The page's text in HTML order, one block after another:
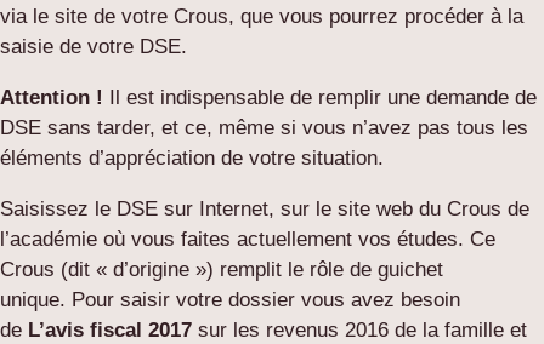
via le site de votre Crous, que vous pourrez procéder à la
saisie de votre DSE.
Attention !
Il est indispensable de remplir une demande de
DSE sans tarder, et ce, même si vous n’avez pas tous les
éléments d’appréciation de votre situation.
Saisissez le DSE sur Internet, sur le site web du Crous de
l’académie où vous faites actuellement vos études. Ce
Crous (dit « d’origine ») remplit le rôle de guichet
unique. Pour saisir votre dossier vous avez besoin
de L’avis fiscal 2017 sur les revenus 2016 de la famille et